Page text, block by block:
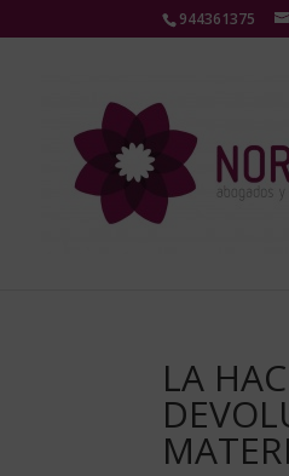
944361375
LA